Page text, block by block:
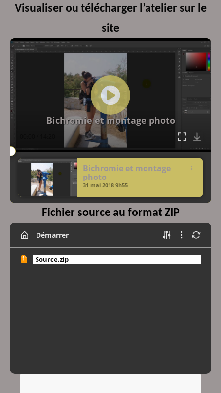
Visualiser ou télécharger l’atelier sur le
site
Lecteur
vidéo
Bichromie et montage photo
Bichromie et montage
photo
31 mai 2018 9h55
Fichier source au format ZIP
Démarrer
Source.zip